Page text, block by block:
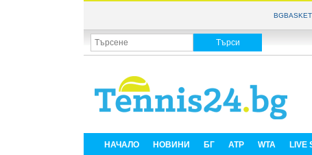
BGBASKET
НАЧАЛО НОВИНИ БГ ATP WTA LIVE